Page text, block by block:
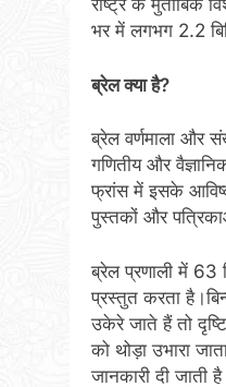
राष्ट्र के मुताबिक
भर में लगभग 2.2
ब्रेल क्या है?
ब्रेल वर्णमाला और
गणितीय और
फ्रांस में इसके
पुस्तकों और
ब्रेल प्रणाली में 63
प्रस्तुत करता
उकेरे जाते हैं तो
को थोड़ा उभारा
जानकारी दी जाती